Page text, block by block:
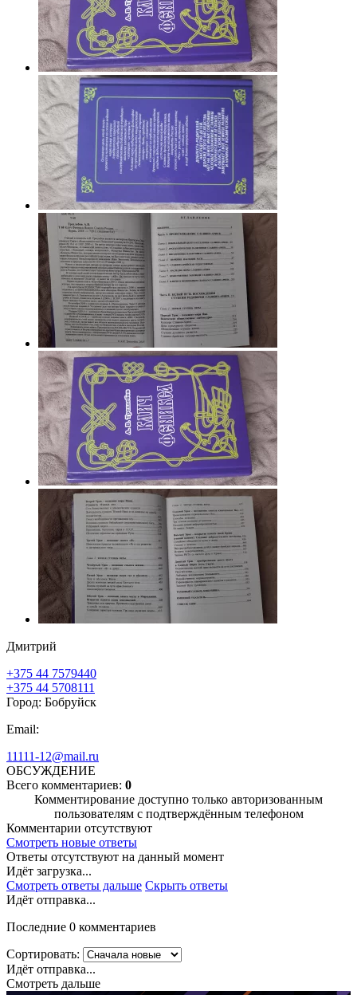
Дмитрий
+375 44 7579440
+375 44 5708111
Город: Бобруйск
Email:
11111-12@mail.ru
ОБСУЖДЕНИЕ
Всего комментариев: 0
Комментирование доступно только авторизованным
пользователям с подтверждённым телефоном
Комментарии отсутствуют
Смотреть новые ответы
Ответы отсутствуют на данный момент
Идёт загрузка...
Смотреть ответы дальше Скрыть ответы
Идёт отправка...
Последние 0 комментариев
Сортировать:
Идёт отправка...
Смотреть дальше